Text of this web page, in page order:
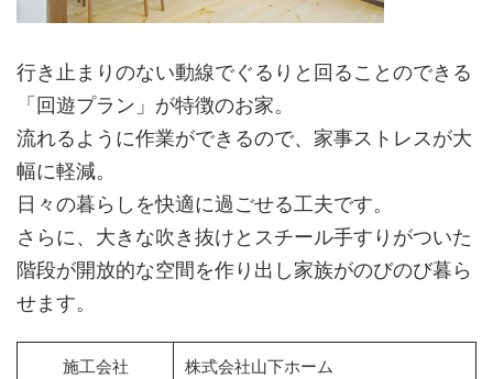
行き止まりのない動線でぐるりと回ることのできる
「回遊プラン」が特徴のお家。
流れるように作業ができるので、家事ストレスが大
幅に軽減。
日々の暮らしを快適に過ごせる工夫です。
さらに、大きな吹き抜けとスチール手すりがついた
階段が開放的な空間を作り出し家族がのびのび暮ら
せます。
施工会社 株式会社山下ホーム